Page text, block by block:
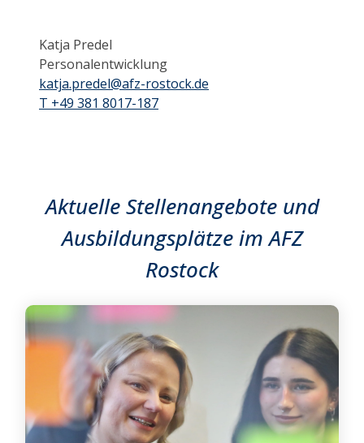
Katja Predel
Personalentwicklung
katja.predel@afz-rostock.de
T +49 381 8017-187
Aktuelle Stellenangebote und
Ausbildungsplätze im AFZ
Rostock